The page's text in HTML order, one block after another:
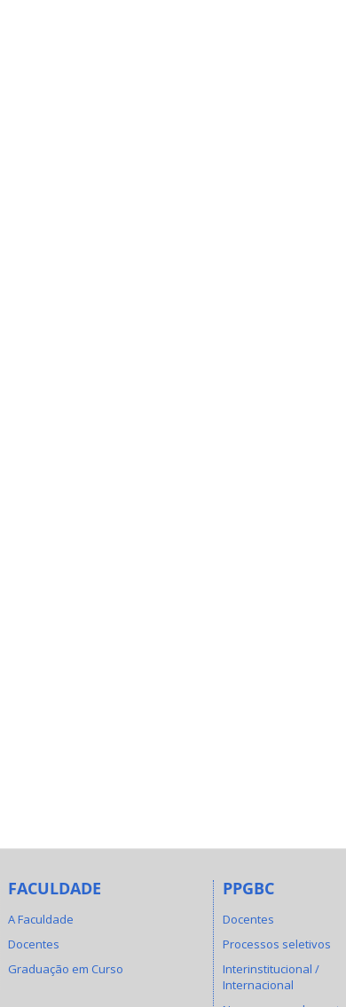
FACULDADE
A Faculdade
Docentes
Graduação em Curso
PPGBC
Docentes
Processos seletivos
Interinstitucional /
Internacional